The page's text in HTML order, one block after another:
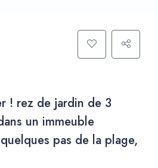
! rez de jardin de 3
un immeuble
pas de la plage,